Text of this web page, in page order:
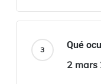
Qué
2 mars